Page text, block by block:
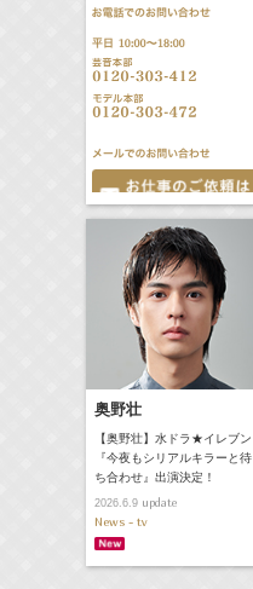
奥野壮
【奥野壮】水ドラ★イレブン
『今夜もシリアルキラーと待
ち合わせ』出演決定！
2026.6.9update
News - tv